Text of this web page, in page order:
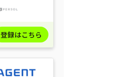
登録はこちら